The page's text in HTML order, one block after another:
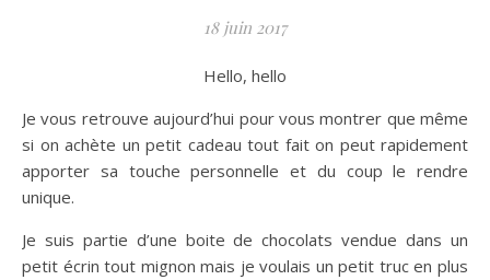
18 juin 2017
Hello, hello
Je vous retrouve aujourd’hui pour vous montrer que même
si on achète un petit cadeau tout fait on peut rapidement
apporter sa touche personnelle et du coup le rendre
unique.
Je suis partie d’une boite de chocolats vendue dans un
petit écrin tout mignon mais je voulais un petit truc en plus